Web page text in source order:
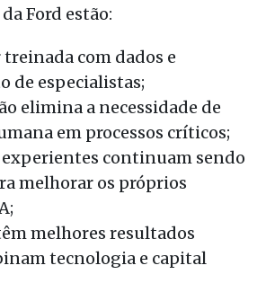
Ford estão:
treinada com dados e
de especialistas;
elimina a necessidade de
em processos críticos;
continuam sendo
melhorar os próprios
melhores resultados
tecnologia e capital